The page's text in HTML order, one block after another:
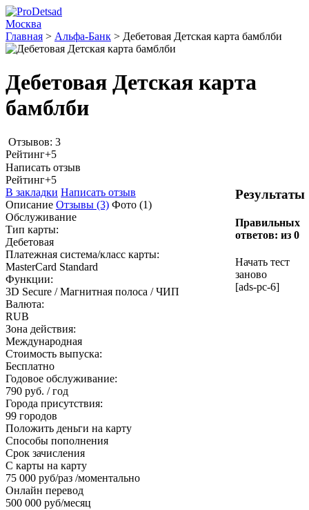
Москва
Главная > Альфа-Банк > Дебетовая Детская карта бамблби
Дебетовая Детская карта
бамблби
Отзывов: 3
Рейтинг+5
Написать отзыв
Результаты
Правильных
ответов: из 0
Начать тест
заново
[ads-pc-6]
Рейтинг+5
В закладки Написать отзыв
Описание Отзывы (3) Фото (1)
Обслуживание
Тип карты:
Дебетовая
Платежная система/класс карты:
MasterCard Standard
Функции:
3D Secure / Магнитная полоса / ЧИП
Валюта:
RUB
Зона действия:
Международная
Стоимость выпуска:
Бесплатно
Годовое обслуживание:
790 руб. / год
Города присутствия:
99 городов
Положить деньги на карту
Способы пополнения
Срок зачисления
С карты на карту
75 000 руб/раз /моментально
Онлайн перевод
500 000 руб/месяц